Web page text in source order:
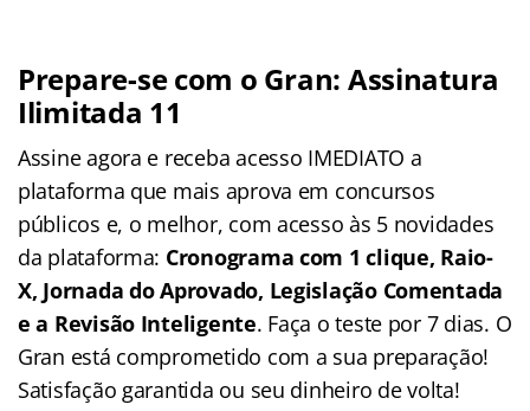
Prepare-se com o Gran: Assinatura
Ilimitada 11
Assine agora e receba acesso IMEDIATO a
plataforma que mais aprova em concursos
públicos e, o melhor, com acesso às 5 novidades
da plataforma: Cronograma com 1 clique, Raio-
X, Jornada do Aprovado, Legislação Comentada
e a Revisão Inteligente. Faça o teste por 7 dias. O
Gran está comprometido com a sua preparação!
Satisfação garantida ou seu dinheiro de volta!